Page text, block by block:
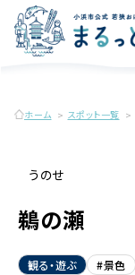
ホーム スポット一覧
うのせ
鵜の瀬
観る・遊ぶ #景色